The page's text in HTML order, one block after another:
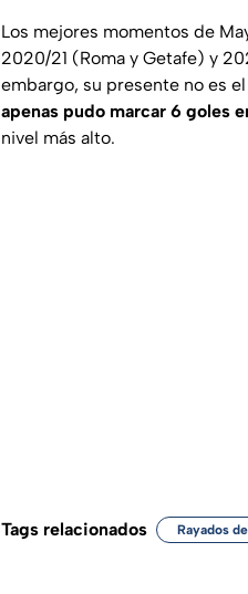
Los mejores momentos de
2020/21 (Roma y Getafe) y
embargo, su presente no es
apenas pudo marcar 6 goles
nivel más alto.
Tags relacionados Rayados